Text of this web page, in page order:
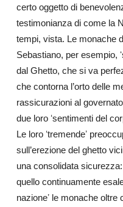
certo oggetto di
testimonianza di come la
tempi, vista. Le monache
Sebastiano, per esempio,
dal Ghetto, che si va
che contorna l’orto delle
rassicurazioni al
due loro ʻsentimenti del
Le loro ʻtremendeʼ
sull’erezione del ghetto
una consolidata
quello continuamente
nazioneʼ le monache oltre